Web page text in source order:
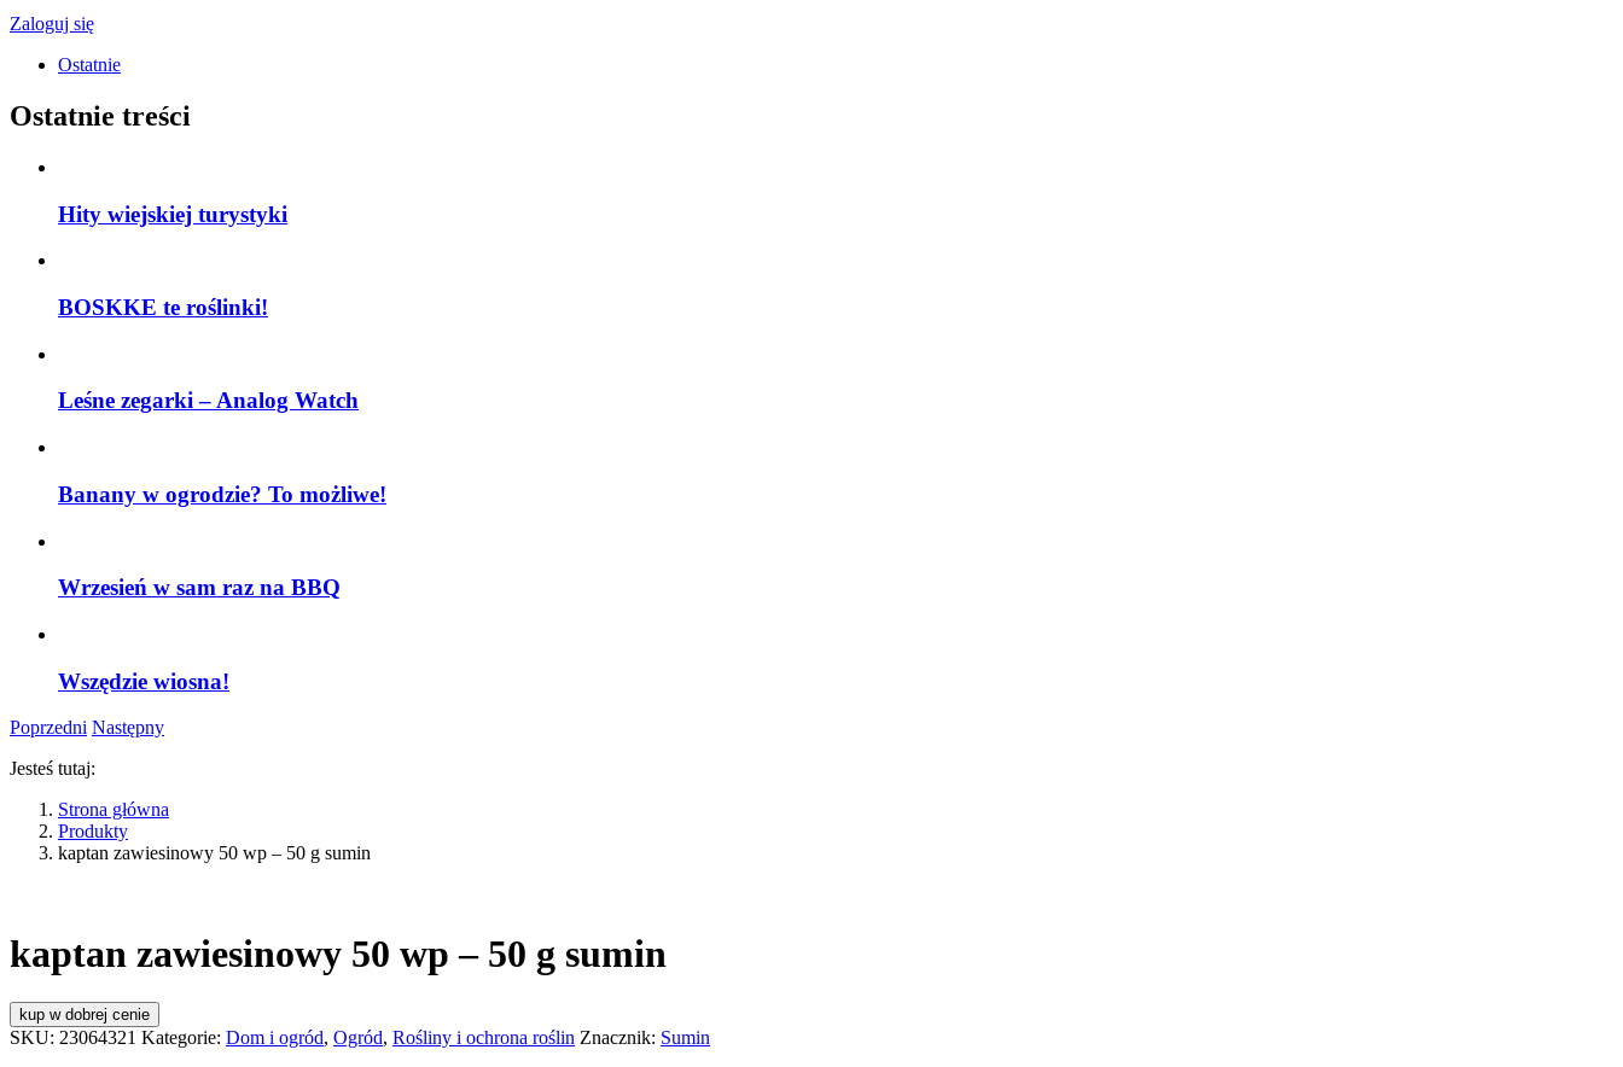
Zaloguj się
Ostatnie
Ostatnie treści
Hity wiejskiej turystyki
BOSKKE te roślinki!
Leśne zegarki – Analog Watch
Banany w ogrodzie? To możliwe!
Wrzesień w sam raz na BBQ
Wszędzie wiosna!
Poprzedni Następny
Jesteś tutaj:
Strona główna
Produkty
kaptan zawiesinowy 50 wp – 50 g sumin
kaptan zawiesinowy 50 wp – 50 g sumin
kup w dobrej cenie
SKU: 23064321 Kategorie: Dom i ogród, Ogród, Rośliny i ochrona roślin Znacznik: Sumin